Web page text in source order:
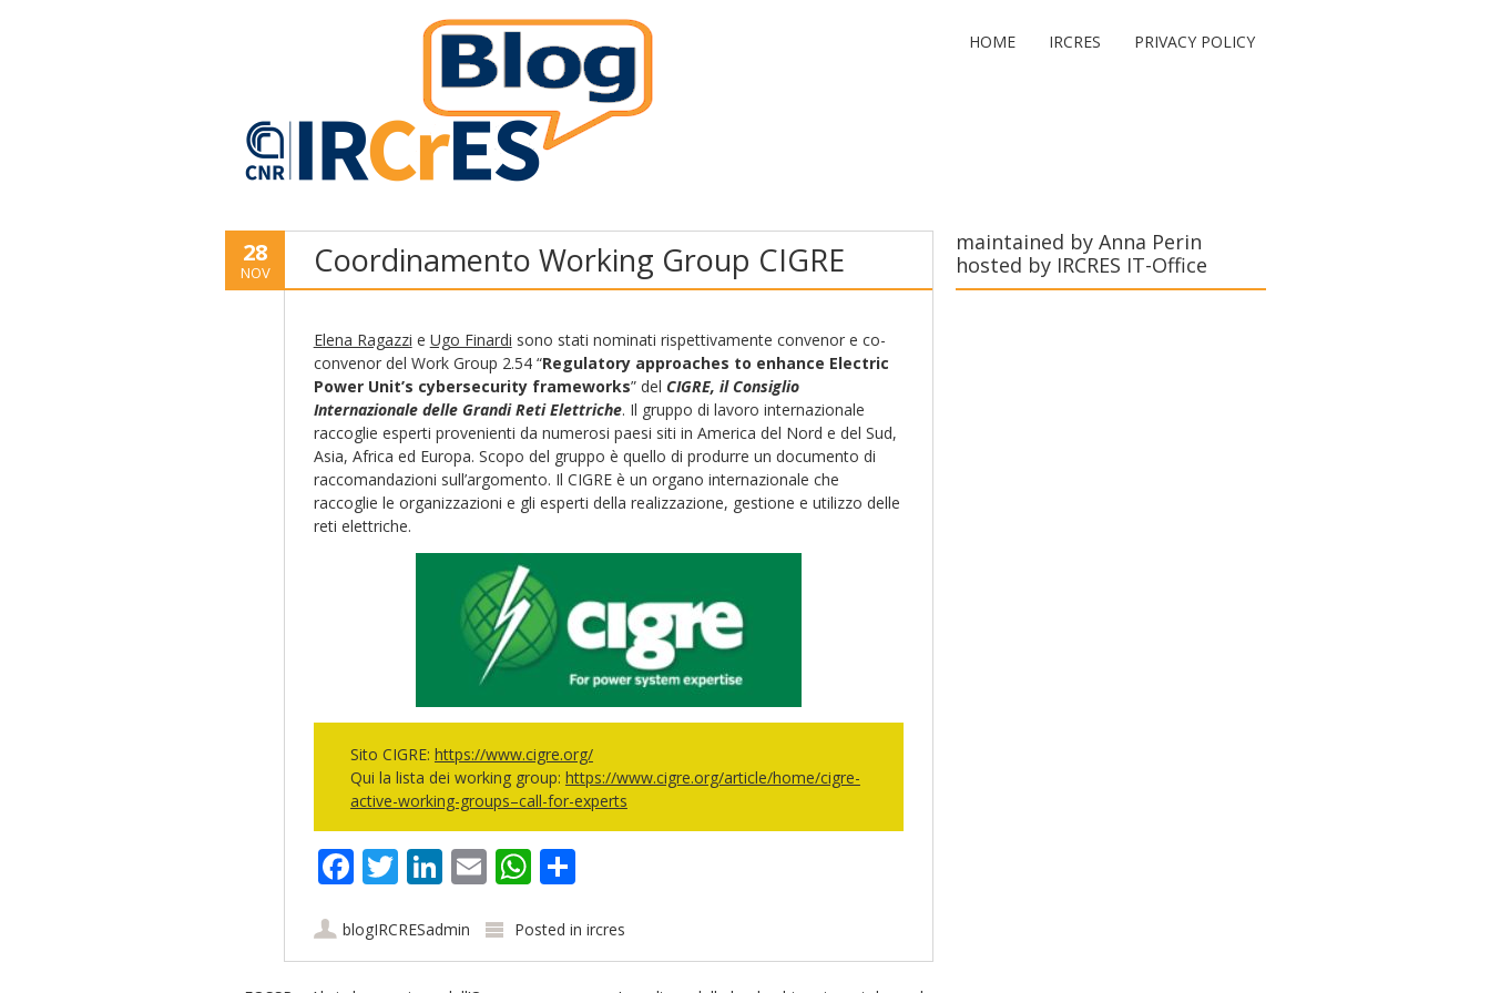
HOME IRCRES PRIVACY POLICY
28
NOV Coordinamento Working Group CIGRE
Elena Ragazzi e Ugo Finardi sono stati nominati rispettivamente convenor e co-
convenor del Work Group 2.54 “Regulatory approaches to enhance Electric
Power Unit’s cybersecurity frameworks” del CIGRE, il Consiglio
Internazionale delle Grandi Reti Elettriche. Il gruppo di lavoro internazionale
raccoglie esperti provenienti da numerosi paesi siti in America del Nord e del Sud,
Asia, Africa ed Europa. Scopo del gruppo è quello di produrre un documento di
raccomandazioni sull’argomento. Il CIGRE è un organo internazionale che
raccoglie le organizzazioni e gli esperti della realizzazione, gestione e utilizzo delle
reti elettriche.
Sito CIGRE: https://www.cigre.org/
Qui la lista dei working group: https://www.cigre.org/article/home/cigre-
active-working-groups–call-for-experts
Facebook
Twitter
LinkedIn
EmailWhatsApp
Share
blogIRCRESadmin Posted in ircres
maintained by Anna Perin
hosted by IRCRES IT-Office